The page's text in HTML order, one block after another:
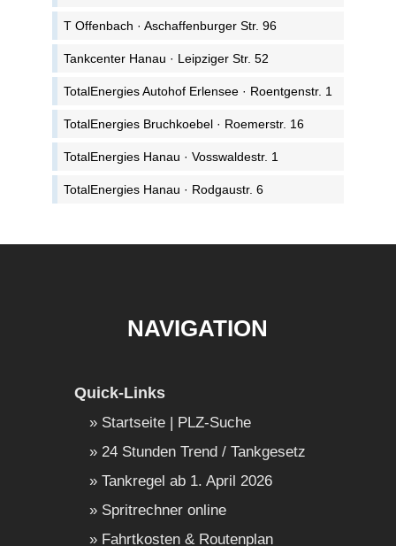
T Offenbach · Aschaffenburger Str. 96
Tankcenter Hanau · Leipziger Str. 52
TotalEnergies Autohof Erlensee · Roentgenstr. 1
TotalEnergies Bruchkoebel · Roemerstr. 16
TotalEnergies Hanau · Vosswaldestr. 1
TotalEnergies Hanau · Rodgaustr. 6
NAVIGATION
Quick-Links
Startseite | PLZ-Suche
24 Stunden Trend / Tankgesetz
Tankregel ab 1. April 2026
Spritrechner online
Fahrtkosten & Routenplan